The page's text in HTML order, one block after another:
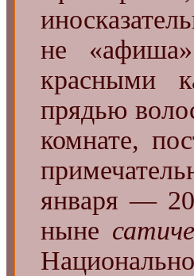
не
красными
прядью
комнате,
января —
ныне